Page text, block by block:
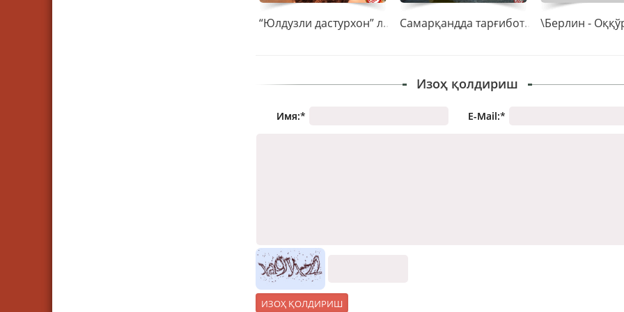
“Юлдузли дастурхон” лойиҳасининг илк босқичи муваффақиятли ўтди Самарқандда тарғибот тадбирлари якунланди
Изоҳ қолдириш
Имя:* E-Mail:*